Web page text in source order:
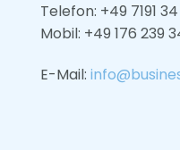
Telefon: +49 7191
Mobil: +49 176 239
E-Mail: